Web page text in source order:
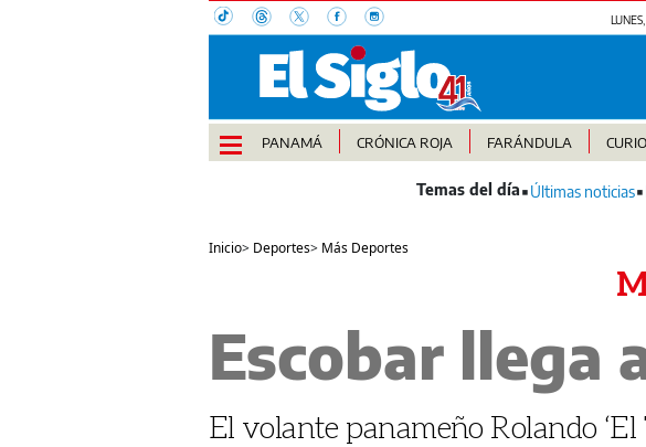
PANAMÁ CRÓNICA ROJA FARÁNDULA
Últimas noticias
Inicio> Deportes> Más Deportes
Escobar llega
El volante panameño Rolando